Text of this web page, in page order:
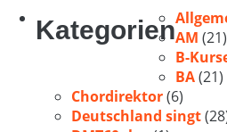
KategorienAM (21)
B-
BA(21)
Chordirektor(6)
Deutschland singt